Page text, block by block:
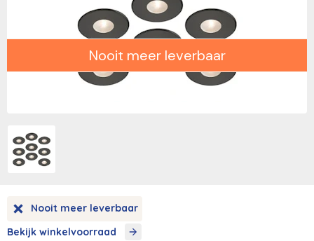
Nooit meer leverbaar
Nooit meer leverbaar
Bekijk winkelvoorraad